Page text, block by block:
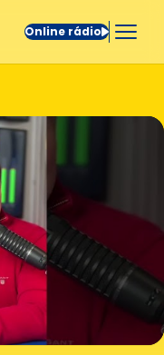
Online rádio